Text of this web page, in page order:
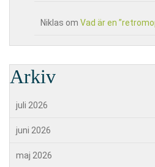
Niklas om Vad är en
Arkiv
juli 2026
juni 2026
maj 2026